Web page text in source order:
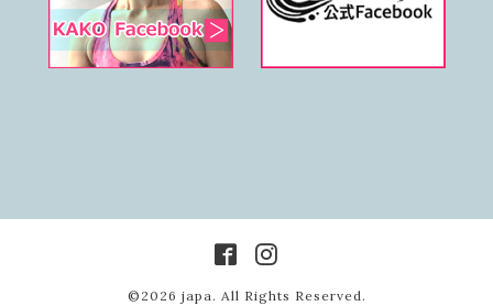
©2026 japa . All Rights Reserved.